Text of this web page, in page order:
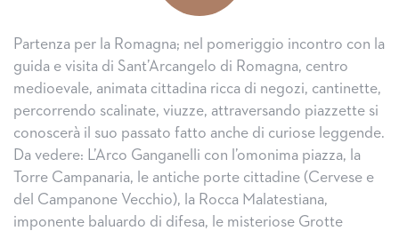
Partenza per la Romagna; nel pomeriggio incontro con la
guida e visita di Sant’Arcangelo di Romagna, centro
medioevale, animata cittadina ricca di negozi, cantinette,
percorrendo scalinate, viuzze, attraversando piazzette si
conoscerà il suo passato fatto anche di curiose leggende.
Da vedere: L’Arco Ganganelli con l’omonima piazza, la
Torre Campanaria, le antiche porte cittadine (Cervese e
del Campanone Vecchio), la Rocca Malatestiana,
imponente baluardo di difesa, le misteriose Grotte